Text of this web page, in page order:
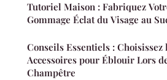
Tutoriel Maison : Fabriquez
Gommage Éclat du Visage au
Conseils Essentiels :
Accessoires pour Éblouir Lors
Champêtre